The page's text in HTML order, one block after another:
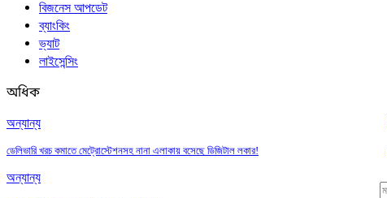
বিজনেস আপডেট
ব্যাংকিং
ভ্যাট
লাইসেন্সিং
অধিক
অন্যান্য
ডেলিভারি খরচ কমাতে মেট্রোস্টেশনসহ নানা এলাকায় বসেছে ডিজিটাল লকার!
অন্যান্য